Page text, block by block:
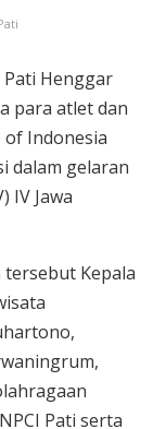
Henggar
para atlet dan
Indonesia
dalam gelaran
IV Jawa
Kepala
Pati serta